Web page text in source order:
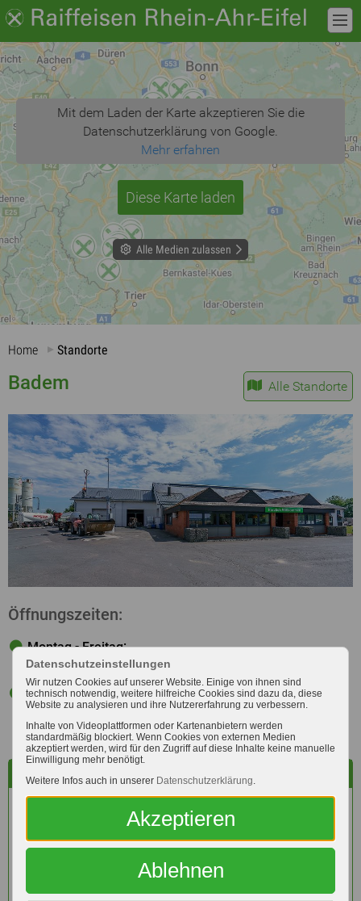
Mit dem Laden der Karte akzeptieren Sie die
Datenschutzerklärung von Google.
Mehr erfahren
Diese Karte laden
Alle Medien zulassen
Home Standorte
Badem Alle Standorte
Öffnungszeiten:
Montag - Freitag:
8:00 - 12:00 und 13:00 - 17:00 Uhr
Samstag:
08:00 - 12:00 Uhr
Adresse
06563 - 9676-0
Routenplaner
Datenschutzeinstellungen
Wir nutzen Cookies auf unserer Website. Einige von ihnen sind
technisch notwendig, weitere hilfreiche Cookies sind dazu da, diese
Website zu analysieren und ihre Nutzererfahrung zu verbessern.
Inhalte von Videoplattformen oder Kartenanbietern werden
standardmäßig blockiert. Wenn Cookies von externen Medien
akzeptiert werden, wird für den Zugriff auf diese Inhalte keine manuelle
Einwilligung mehr benötigt.
Weitere Infos auch in unserer Datenschutzerklärung.
Akzeptieren
Ablehnen